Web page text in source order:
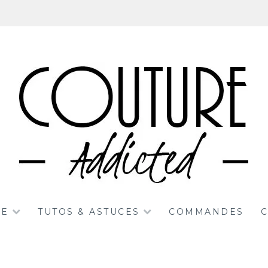
TUTOS & ASTUCES COMMANDES